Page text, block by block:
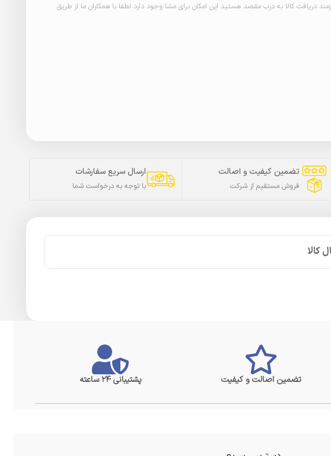
دریافت کالا به درب مقصد هستید این امکان برای مشا وجود دارد لطفا با همکاران ما از طریق
تضمین کیفیت و اصالت
فروش مستقیم از شرکت
ارسال سریع سفارشات
با توجه به درخواست شما
کالا
تضمین اصالت و کیفیت پشتیبانی ۲۴ ساعته